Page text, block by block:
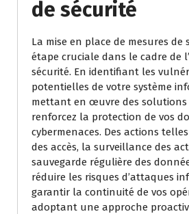
de sécurité
La mise en place de mesures de
étape cruciale dans le cadre de
sécurité. En identifiant les
potentielles de votre système
mettant en œuvre des solutions
renforcez la protection de vos
cybermenaces. Des actions
des accès, la surveillance des
sauvegarde régulière des
réduire les risques d’attaques
garantir la continuité de vos
adoptant une approche